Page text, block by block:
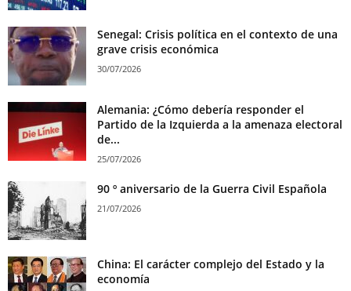
Senegal: Crisis política en el contexto de una
grave crisis económica
30/07/2026
Alemania: ¿Cómo debería responder el
Partido de la Izquierda a la amenaza electoral
de...
25/07/2026
90 º aniversario de la Guerra Civil Española
21/07/2026
China: El carácter complejo del Estado y la
economía